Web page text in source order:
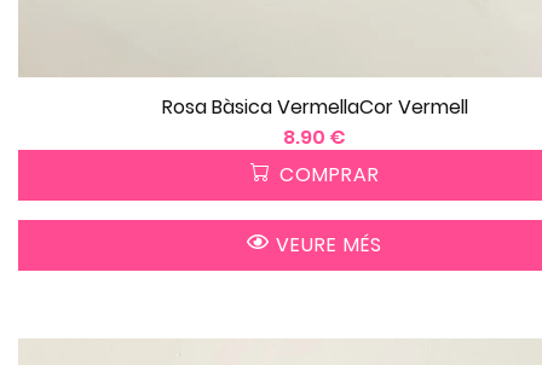
Rosa Bàsica VermellaCor Vermell
8.90 €
COMPRAR
VEURE MÉS